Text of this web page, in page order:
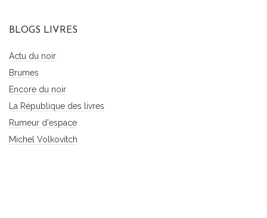
BLOGS LIVRES
Actu du noir
Brumes
Encore du noir
La République des livres
Rumeur d'espace
Michel Volkovitch